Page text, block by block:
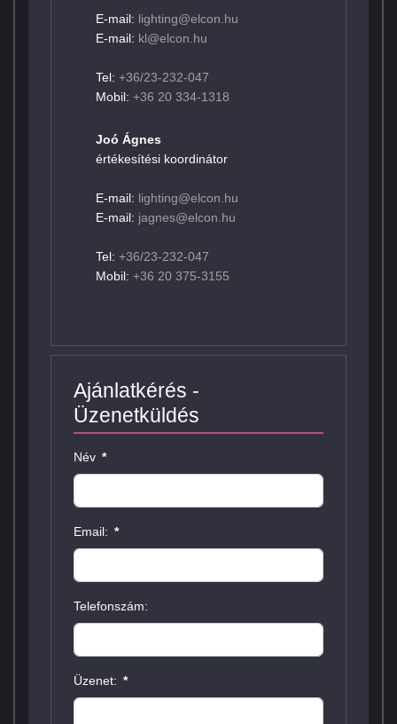
E-mail: lighting@elcon.hu
E-mail: kl@elcon.hu
Tel: +36/23-232-047
Mobil: +36 20 334-1318
Joó Ágnes
értékesítési koordinátor
E-mail: lighting@elcon.hu
E-mail: jagnes@elcon.hu
Tel: +36/23-232-047
Mobil: +36 20 375-3155
Ajánlatkérés -
Üzenetküldés
Név *
Email: *
Telefonszám:
Üzenet: *